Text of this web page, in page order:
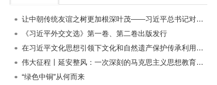
让中朝传统友谊之树更加根深叶茂——习近平总书记对朝鲜进行国事访问纪实
《习近平外交文选》第一卷、第二卷出版发行
在习近平文化思想引领下文化和自然遗产保护传承利用工作开创新局面
伟大征程丨延安整风：一次深刻的马克思主义思想教育运动
“绿色中铜”从何而来